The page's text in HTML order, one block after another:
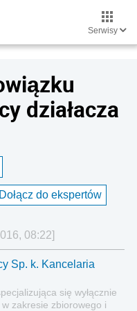
Serwisy
działacza
Dołącz do ekspertów
08:22]
Sp. k. Kancelaria
się wyłącznie
zakresie zbiorowego i